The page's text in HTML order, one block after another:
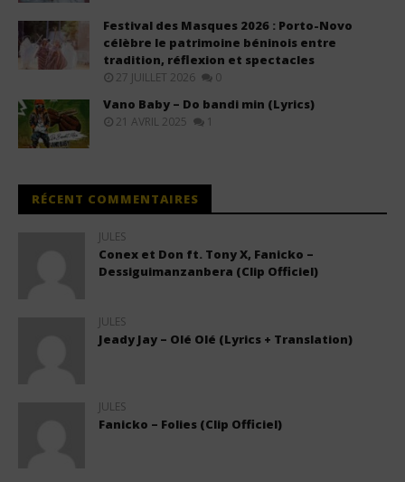
Festival des Masques 2026 : Porto-Novo
célèbre le patrimoine béninois entre
tradition, réflexion et spectacles
27 JUILLET 2026 0
Vano Baby – Do bandi min (Lyrics)
21 AVRIL 2025 1
RÉCENT COMMENTAIRES
JULES
Conex et Don ft. Tony X, Fanicko –
Dessiguimanzanbera (Clip Officiel)
JULES
Jeady Jay – Olé Olé (Lyrics + Translation)
JULES
Fanicko – Folies (Clip Officiel)